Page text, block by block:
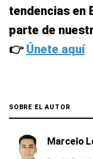
tendencias en
parte de
👉 Únete aquí
SOBRE EL AUTOR
Marcelo